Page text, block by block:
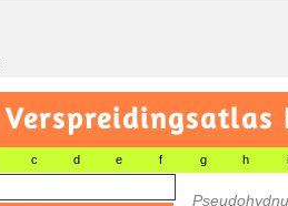
Verspreidingsatlas
c d e f g h i